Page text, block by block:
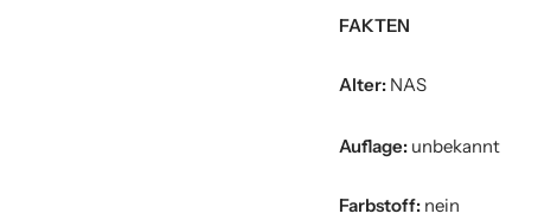
FAKTEN
Alter: NAS
Auflage: unbekannt
Farbstoff: nein